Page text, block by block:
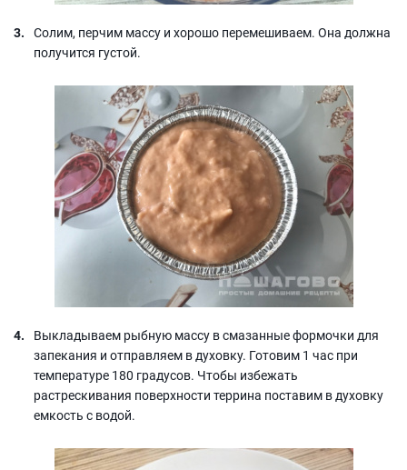
Солим, перчим массу и хорошо перемешиваем. Она должна
получится густой.
Выкладываем рыбную массу в смазанные формочки для
запекания и отправляем в духовку. Готовим 1 час при
температуре 180 градусов. Чтобы избежать
растрескивания поверхности террина поставим в духовку
емкость с водой.